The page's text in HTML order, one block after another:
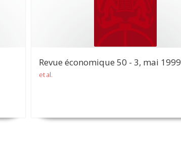
Revue économique 50 - 3, mai 1999
et al.